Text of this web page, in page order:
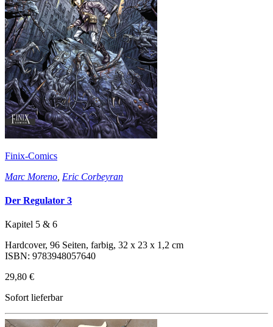
Finix-Comics
Marc Moreno Eric Corbeyran
Der Regulator 3
Kapitel 5 & 6
Hardcover, 96 Seiten, farbig, 32 x 23 x 1,2 cm
ISBN: 9783948057640
29,80 €
Sofort lieferbar